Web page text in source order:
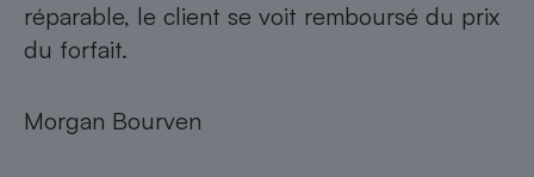
réparable, le client se voit remboursé du prix
du forfait.
Morgan Bourven